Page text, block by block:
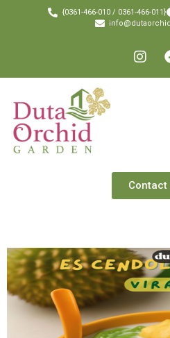
{0361-466-010 / 0361-466-011}
Contact